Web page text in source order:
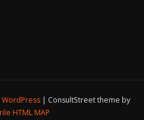
WordPress
ConsultStreet theme by
HTML MAP